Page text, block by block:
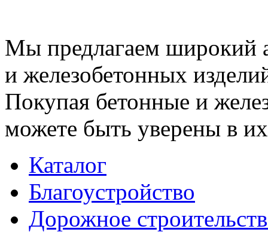
Мы предлагаем широкий
и железобетонных
Покупая бетонные и
можете быть уверены в их
Каталог
Благоустройство
Дорожное